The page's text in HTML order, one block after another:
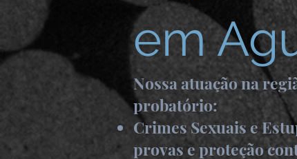
em
Nossa atuação na
probatório:
Crimes Sexuais e
provas e proteção